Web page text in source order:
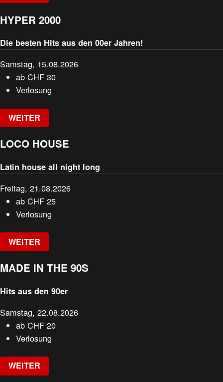
HYPER 2000
Die besten Hits aus den 00er Jahren!
Samstag, 15.08.2026
abCHF 30
Verlosung
WEITER
LOCO HOUSE
Latin house all night long
Freitag, 21.08.2026
abCHF 25
Verlosung
WEITER
MADE IN THE 90S
Hits aus den 90er
Samstag, 22.08.2026
abCHF 20
Verlosung
WEITER